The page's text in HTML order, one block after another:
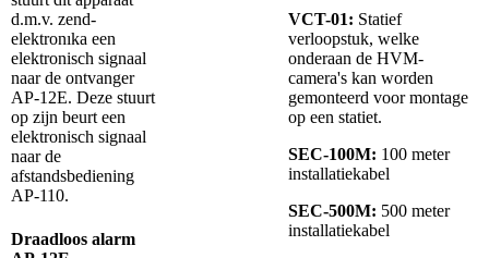
d.m.v. zend-
elektronıka een
elektronisch signaal
naar de ontvanger
AP-12E. Deze stuurt
op zijn beurt een
elektronisch signaal
naar de
afstandsbediening
AP-110.
Draadloos alarm
VCT-01: Statief
verloopstuk, welke
onderaan de HVM-
camera's kan worden
gemonteerd voor montage
op een statiet.
SEC-100M: 100 meter
installatiekabel
SEC-500M: 500 meter
installatiekabel